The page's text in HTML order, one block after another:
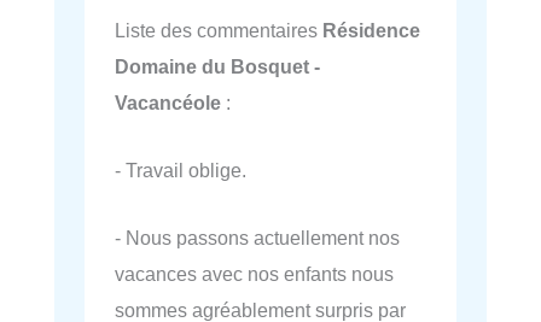
Liste des commentaires Résidence
Domaine du Bosquet -
Vacancéole :
- Travail oblige.
- Nous passons actuellement nos
vacances avec nos enfants nous
sommes agréablement surpris par